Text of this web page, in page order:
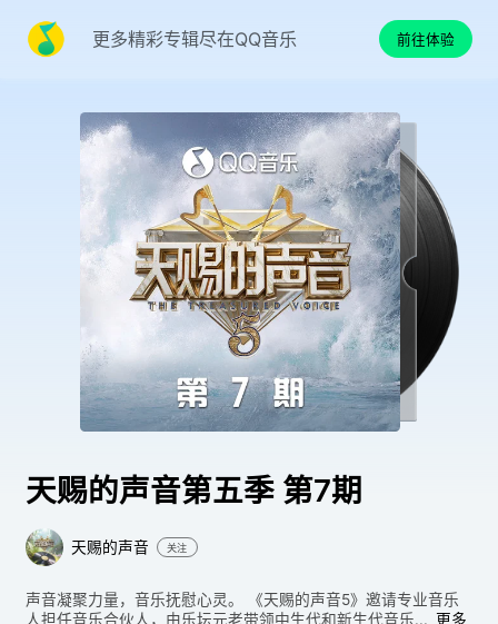
更多精彩专辑尽在QQ音乐 前往体验
天赐的声音第五季 第7期
天赐的声音 关注
声音凝聚力量，音乐抚慰心灵。 《天赐的声音5》邀请专业音乐
人担任音乐合伙人，由乐坛元老带领中生代和新生代音乐... 更多